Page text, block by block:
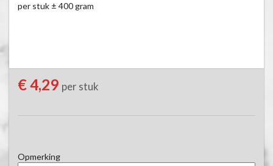
per stuk ± 400 gram
€ 4,29 per stuk
Opmerking